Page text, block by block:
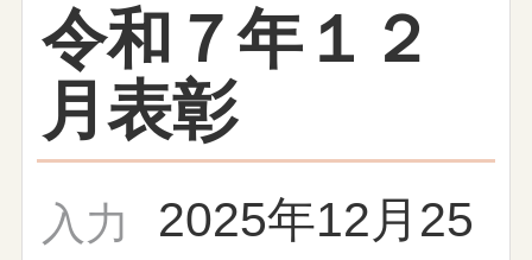
令和７年１２
月表彰
入力
2025年12月25